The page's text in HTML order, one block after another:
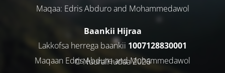
Maqaa: Edris Abduro and Mohammedawol
Baankii Hijraa
Lakkofsa herrega baankii 1007128830001
Maqaan Edris Abduro and Muhammedawol
© NuuralHudaa 2026